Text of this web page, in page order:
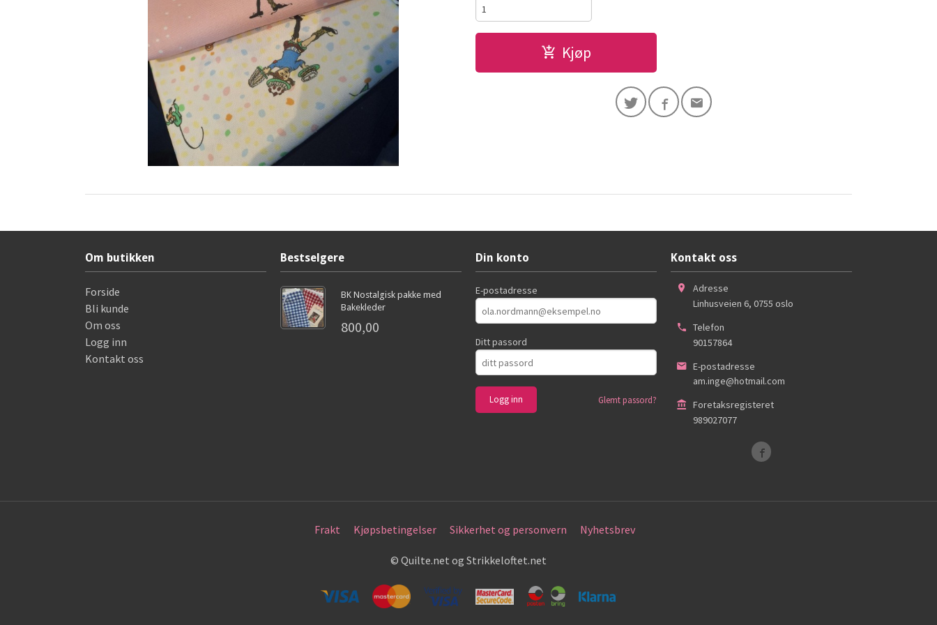
Kjøp
Om butikken
Forside
Bli kunde
Om oss
Logg inn
Kontakt oss
Bestselgere
BK Nostalgisk pakke med
Bakekleder
800,00
Din konto
E-postadresse
Ditt passord
Glemt passord?
Kontakt oss
Adresse
Linhusveien 6, 0755 oslo
Telefon
90157864
E-postadresse
am.inge@hotmail.com
Foretaksregisteret
989027077
Frakt Kjøpsbetingelser Sikkerhet og personvern Nyhetsbrev
© Quilte.net og Strikkeloftet.net